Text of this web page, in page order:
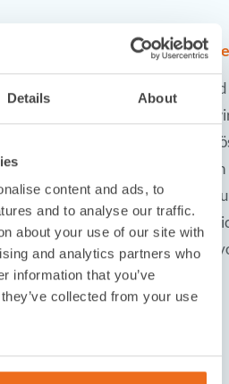
Details About
content and ads, to
and to analyse our traffic.
about your use of our site with
and analytics partners who
information that you’ve
collected from your use
und neuartige
Portfolio an voll-
Verpackungsmaschinen decken
ab, doch die
nicht für jeden Kunden und
Unsere hohe Flexibilität macht
Denn nicht selten hilft der
macht Lösungen möglich, die